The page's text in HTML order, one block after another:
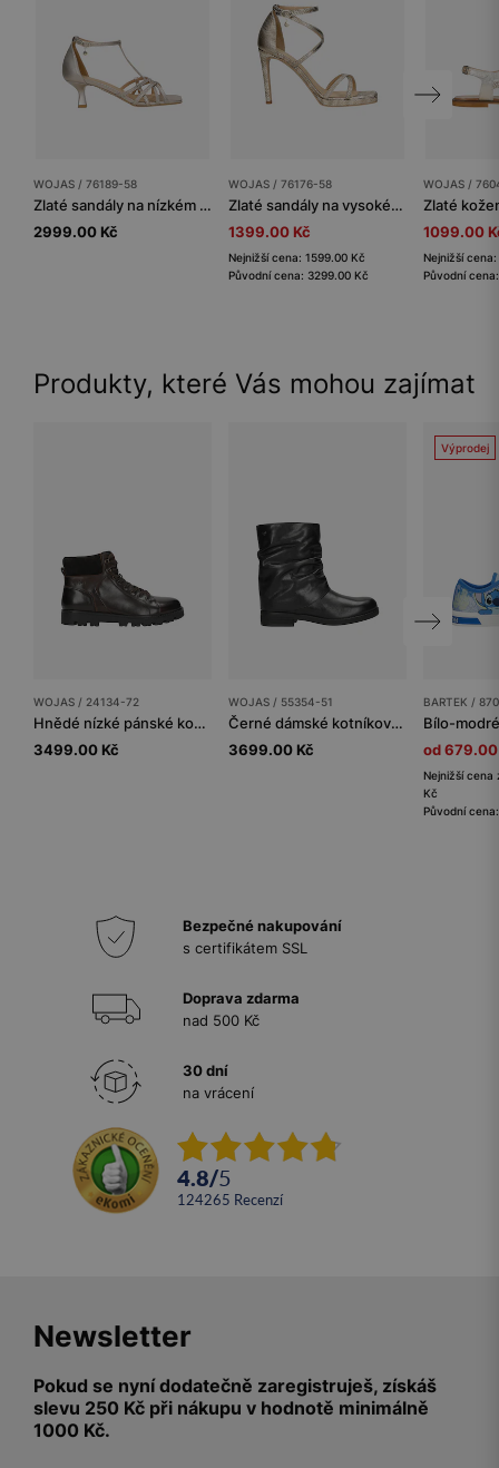
WOJAS / 76189-58
Zlaté sandály na nízkém podpatku s pleteným řemínkem
2999.00 Kč
WOJAS / 76176-58
Zlaté sandály na vysokém podpatku
1399.00 Kč
Nejnižší cena: 1599.00 Kč
Původní cena: 3299.00 Kč
WOJAS /
1099.00
Nejnižší
Původní
Produkty, které Vás mohou zajímat
WOJAS / 24134-72
Hnědé nízké pánské kožené polobotky
3499.00 Kč
WOJAS / 55354-51
Černé dámské kotníkové boty z pravé kůže
3699.00 Kč
Výprodej
BARTEK /
od 679.00
Nejnižší cena
Kč
Původní
Bezpečné nakupování
s certifikátem SSL
Doprava zdarma
nad 500 Kč
30 dní
na vrácení
4.8/5
124265 recenzí
Newsletter
Pokud se nyní dodatečně zaregistruješ, získáš
slevu 250 Kč při nákupu v hodnotě minimálně
1000 Kč.